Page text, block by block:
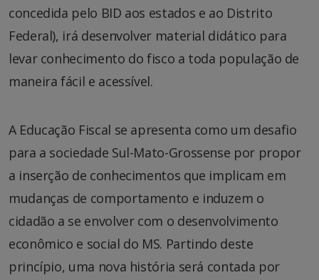
concedida pelo BID aos estados e ao Distrito
Federal), irá desenvolver material didático para
levar conhecimento do fisco a toda população de
maneira fácil e acessível.
A Educação Fiscal se apresenta como um desafio
para a sociedade Sul-Mato-Grossense por propor
a inserção de conhecimentos que implicam em
mudanças de comportamento e induzem o
cidadão a se envolver com o desenvolvimento
econômico e social do MS. Partindo deste
princípio, uma nova história será contada por